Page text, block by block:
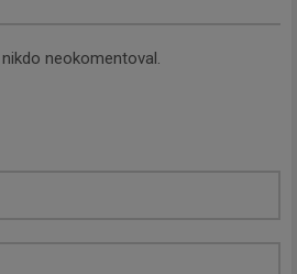
neokomentoval.